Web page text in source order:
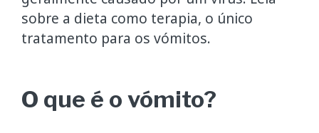
sobre a dieta como terapia, o único
tratamento para os vómitos.
O que é o vómito?